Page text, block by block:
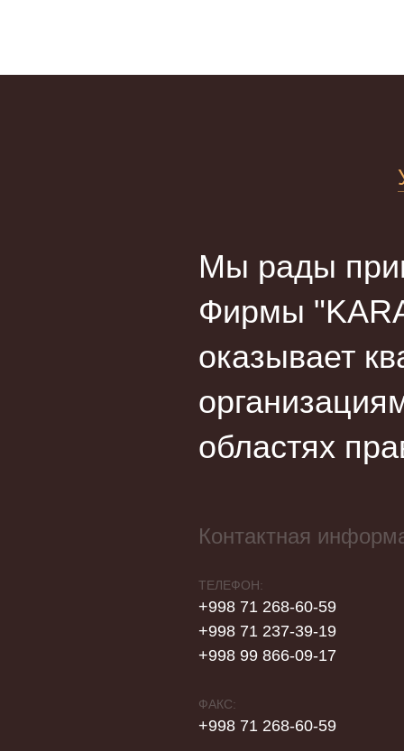
Мы рады
Фирмы
оказывает
областях
Контактная
ТЕЛЕФОН:
+998 71 268-60-59
+998 71 237-39-19
+998 99 866-09-17
ФАКС:
+998 71 268-60-59